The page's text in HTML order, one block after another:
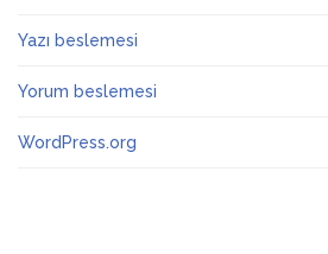
Yazı beslemesi
Yorum beslemesi
WordPress.org